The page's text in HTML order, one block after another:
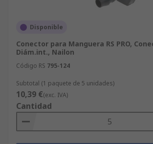
Disponible
Conector para Manguera RS PRO,
Diám.int., Nailon
Código RS 795-124
Subtotal (1 paquete de 5 unidades)
10,39 €(exc. IVA)
Cantidad